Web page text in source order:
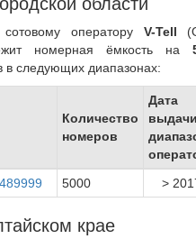
сотовому оператору V-Tell
номерная ёмкость на
следующих диапазонах:
Количество
номеров
Дата
5000 >
крае